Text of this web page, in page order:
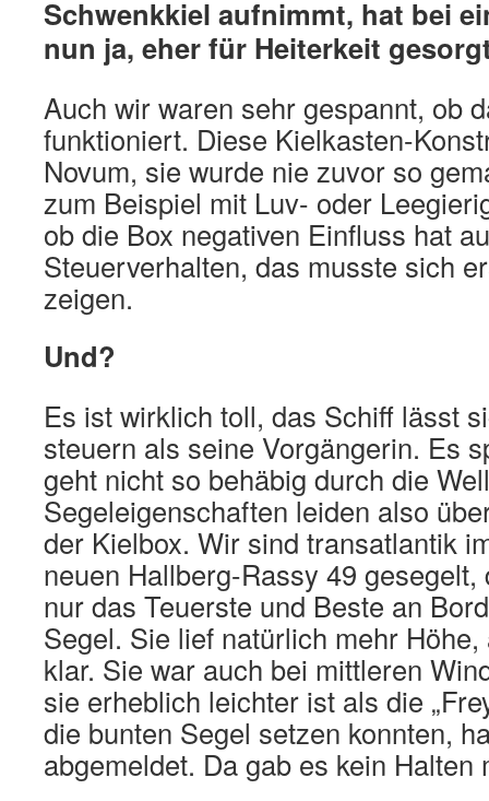
Schwenkkiel aufnimmt, hat bei
nun ja, eher für Heiterkeit
Auch wir waren sehr gespannt, ob
funktioniert. Diese Kielkasten-
Novum, sie wurde nie zuvor so
zum Beispiel mit Luv- oder
ob die Box negativen Einfluss hat
Steuerverhalten, das musste sich
zeigen.
Und?
Es ist wirklich toll, das Schiff lässt
steuern als seine Vorgängerin. Es
geht nicht so behäbig durch die
Segeleigenschaften leiden also
der Kielbox. Wir sind transatlantik
neuen Hallberg-Rassy 49 gesegelt,
nur das Teuerste und Beste an
Segel. Sie lief natürlich mehr
klar. Sie war auch bei mittleren
sie erheblich leichter ist als die
die bunten Segel setzen konnten,
abgemeldet. Da gab es kein Halten